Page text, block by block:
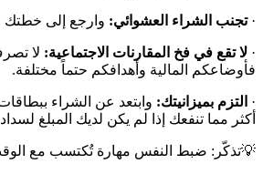
·تجنب الشراء العشوائي: وارجع إلى خطتك
· لا تقع في فخ المقارنات الاجتماعية: لا
فأوضاعكم المالية وأهدافكم حتماً مختلفة.
· التزم بميزانيتك: وابتعد عن الشراء
أكثر مما تنفعك إذا لم يكن لديك المبلغ
💡تذكّر: ضبط النفس مهارة تُكتسب مع